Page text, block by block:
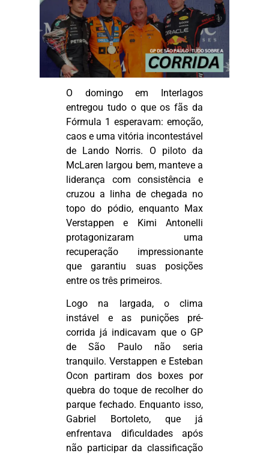
O domingo em Interlagos
entregou tudo o que os fãs da
Fórmula 1 esperavam: emoção,
caos e uma vitória incontestável
de Lando Norris. O piloto da
McLaren largou bem, manteve a
liderança com consistência e
cruzou a linha de chegada no
topo do pódio, enquanto Max
Verstappen e Kimi Antonelli
protagonizaram uma
recuperação impressionante
que garantiu suas posições
entre os três primeiros.
Logo na largada, o clima
instável e as punições pré-
corrida já indicavam que o GP
de São Paulo não seria
tranquilo. Verstappen e Esteban
Ocon partiram dos boxes por
quebra do toque de recolher do
parque fechado. Enquanto isso,
Gabriel Bortoleto, que já
enfrentava dificuldades após
não participar da classificação